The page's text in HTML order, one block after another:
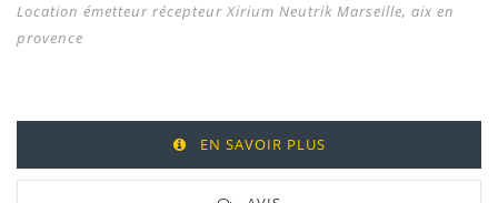
Location émetteur récepteur Xirium Neutrik Marseille, aix en
provence
EN SAVOIR PLUS